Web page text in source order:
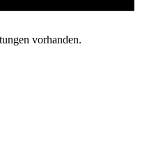
vorhanden.